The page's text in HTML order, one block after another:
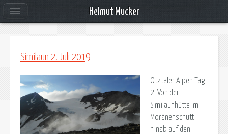
Similaun 2. Juli 2019
Ötztaler Alpen Tag
2: Von der
Similaunhütte im
Moränenschutt
hinab auf den
Helmut Mucker